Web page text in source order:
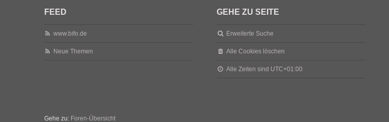
FEED
www.bifo.de
Neue Themen
GEHE ZU SEITE
Erweiterte Suche
Alle Cookies löschen
Alle Zeiten sind UTC+01:00
Gehe zu: Foren-Übersicht